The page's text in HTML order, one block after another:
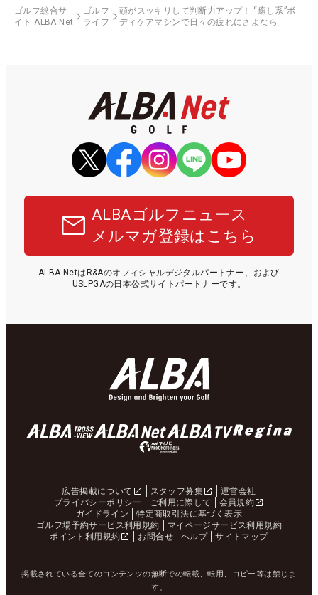
ゴルフ総合サ
イト ALBA Net
ゴルフ
ライフ
頭がスッキリして判断力アップ！ “癒し系”ボ
ディケアマシンで日々の疲れにさよなら
ALBAゴルフニュース
メルマガ登録はこちら
ALBA NetはR&Aのオフィシャルデジタルパートナー、および
USLPGAの日本公式サイトパートナーです。
広告掲載について スタッフ募集
運営会社
プライバシーポリシー
ご利用に際して
会員規約
ガイドライン
特定商取引法に基づく表示
ゴルフ場予約サービス利用規約
マイページサービス利用規約
ポイント利用規約
お問合せ ヘルプ サイトマップ
掲載されている全てのコンテンツの無断での転載、転用、コピー等は禁じま
す。